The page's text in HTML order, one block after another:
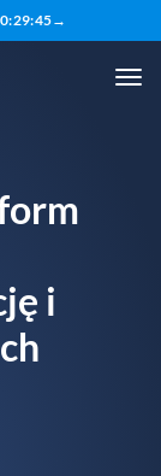
:29:44→
i